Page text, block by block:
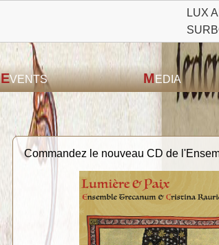
LUX AETERNA * * * * *
SURBOURG * * * * * et 29
EVENTS MEDIA
Commandez le nouveau CD de